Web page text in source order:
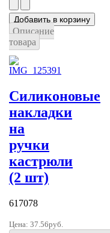
Описание
товара
Силиконовые
накладки
на
ручки
кастрюли
(2 шт)
617078
Цена: 37.56руб.